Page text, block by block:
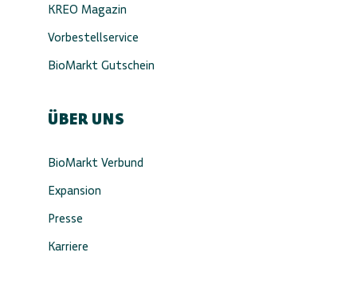
KREO Magazin
Vorbestellservice
BioMarkt Gutschein
ÜBER UNS
BioMarkt Verbund
Expansion
Presse
Karriere